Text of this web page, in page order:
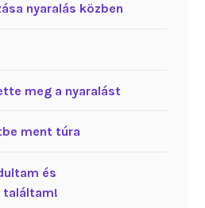
nyaralás közben
meg a nyaralást
ment túra
és
találtam!